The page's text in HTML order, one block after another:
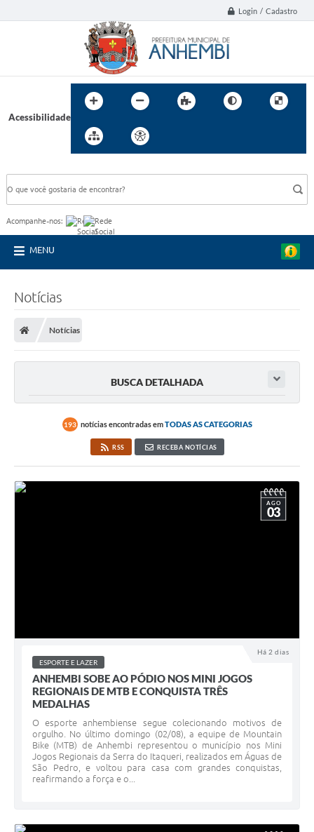
Login / Cadastro
Acessibilidade
Acompanhe-nos:
MENU
Notícias
Notícias
BUSCA DETALHADA
193 notícias encontradas emTODAS AS CATEGORIAS
RSS RECEBA NOTÍCIAS
Há 2 dias
AGO
03
ESPORTE E LAZER
ANHEMBI SOBE AO PÓDIO NOS MINI JOGOS
REGIONAIS DE MTB E CONQUISTA TRÊS
MEDALHAS
O esporte anhembiense segue colecionando motivos de
orgulho. No último domingo (02/08), a equipe de Mountain
Bike (MTB) de Anhembi representou o município nos Mini
Jogos Regionais da Serra do Itaqueri, realizados em Águas de
São Pedro, e voltou para casa com grandes conquistas,
reafirmando a força e o...